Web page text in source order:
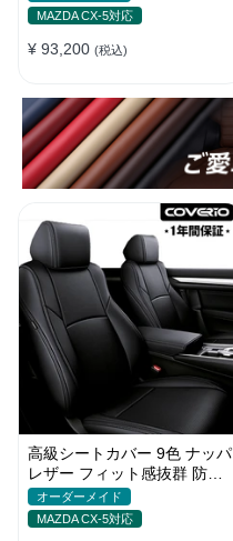
ット
MAZDA CX-5対応
¥ 93,200 (税込)
高級シートカバー 9色 ナッパ
レザー フィット感抜群 防水
防汚 オーダーメイド 全席セ
ット
オーダーメイド
MAZDA CX-5対応